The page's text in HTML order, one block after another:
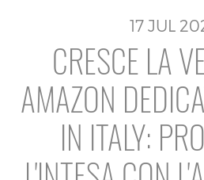
17 JUL
CRESCE LA
AMAZON
IN ITALY: